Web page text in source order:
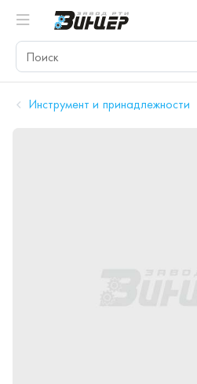
Инструмент и принадлежности